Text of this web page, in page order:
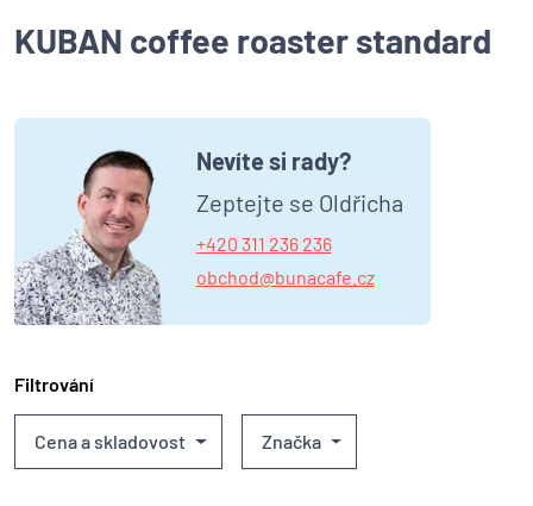
KUBAN coffee roaster standard
Nevíte si rady?
Zeptejte se Oldřicha
+420 311 236 236
obchod@bunacafe.cz
Filtrování
Cena a skladovost Značka